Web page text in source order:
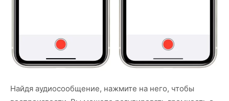
Найдя аудиосообщение, нажмите на него, чтобы